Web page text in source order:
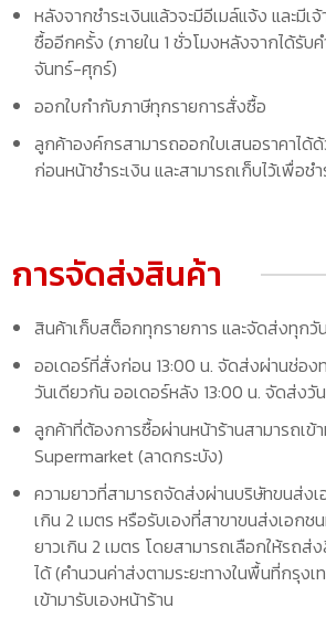
หลังจากชำระเงินแล้วจะมีอีเมล์แจ้ง และมีเ
ซื้ออีกครั้ง (ภายใน 1 ชั่วโมงหลังจากได้รับ
จันทร์-ศุกร์)
ออกใบกำกับภาษีทุกรายการสั่งซื้อ
ลูกค้าองค์กรสามารถออกใบเสนอราคาได้
ก่อนหน้าชำระเงิน และสามารถเก็บไว้เพื่อช
การจัดส่งสินค้า
สินค้าเก็บสต็อกทุกรายการ และจัดส่งทุก
ออเดอร์ที่สั่งก่อน 13:00 น. จัดส่งผ่านช่อง
วันเดียวกัน ออเดอร์หลัง 13:00 น. จัดส่งวั
ลูกค้าที่ต้องการซื้อผ่านหน้าร้านสามารถเข้
Supermarket (ลาดกระบัง)
ความยาวที่สามารถจัดส่งผ่านบริษัทขนส่ง
เกิน 2 เมตร หรือรับเองที่สาขาขนส่งเอก
ยาวเกิน 2 เมตร โดยสามารถเลือกให้รถ
ได้ (คำนวนค่าส่งตามระยะทางในพื้นที่กรุง
เข้ามารับเองหน้าร้าน